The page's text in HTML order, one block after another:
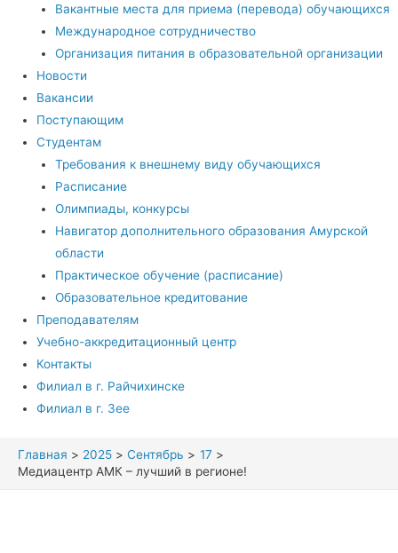
Вакантные места для приема (перевода) обучающихся
Международное сотрудничество
Организация питания в образовательной организации
Новости
Вакансии
Поступающим
Студентам
Требования к внешнему виду обучающихся
Расписание
Олимпиады, конкурсы
Навигатор дополнительного образования Амурской
области
Практическое обучение (расписание)
Образовательное кредитование
Преподавателям
Учебно-аккредитационный центр
Контакты
Филиал в г. Райчихинске
Филиал в г. Зее
Главная 2025 Сентябрь
17
Медиацентр АМК – лучший в регионе!